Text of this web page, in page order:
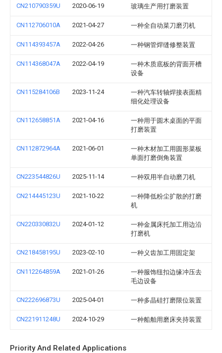
CN210790359U 2020-06-19 玻璃生产用打磨装置
CN112706010A 2021-04-27 一种全自动菜刀磨刃机
CN114393457A 2022-04-26 一种钢管焊缝修整装置
CN114368047A 2022-04-19
一种木质底板的背面开槽
设备
CN115284106B 2023-11-24
一种汽车转轴焊接表面精
细化处理设备
CN112658851A 2021-04-16
一种用于圆木桌面的平面
打磨装置
CN112872964A 2021-06-01
一种木材加工用圆形菜板
单面打磨倒角装置
CN223544826U 2025-11-14 一种双用半自动磨刀机
CN214445123U 2021-10-22
一种降低粉尘扩散的打磨
机
CN220330832U 2024-01-12
一种金属床托加工用边沿
打磨机
CN218458195U 2023-02-10 一种义齿加工用固定架
CN112264859A 2021-01-26
一种服饰纽扣边缘冲压去
毛边设备
CN222696873U 2025-04-01 一种多晶硅打磨限位装置
CN221911248U 2024-10-29 一种船舶用磨床夹持装置
Priority And Related Applications